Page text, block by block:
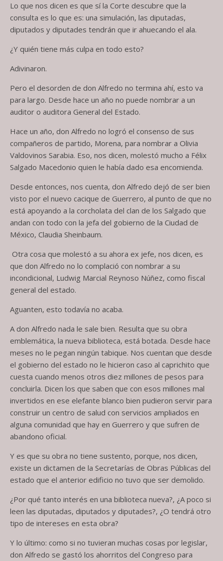
Lo que nos dicen es que sí la Corte descubre que la
consulta es lo que es: una simulación, las diputadas,
diputados y diputades tendrán que ir ahuecando el ala.
¿Y quién tiene más culpa en todo esto?
Adivinaron.
Pero el desorden de don Alfredo no termina ahí, esto va
para largo. Desde hace un año no puede nombrar a un
auditor o auditora General del Estado.
Hace un año, don Alfredo no logró el consenso de sus
compañeros de partido, Morena, para nombrar a Olivia
Valdovinos Sarabia. Eso, nos dicen, molestó mucho a Félix
Salgado Macedonio quien le había dado esa encomienda.
Desde entonces, nos cuenta, don Alfredo dejó de ser bien
visto por el nuevo cacique de Guerrero, al punto de que no
está apoyando a la corcholata del clan de los Salgado que
andan con todo con la jefa del gobierno de la Ciudad de
México, Claudia Sheinbaum.
Otra cosa que molestó a su ahora ex jefe, nos dicen, es
que don Alfredo no lo complació con nombrar a su
incondicional, Ludwig Marcial Reynoso Núñez, como fiscal
general del estado.
Aguanten, esto todavía no acaba.
A don Alfredo nada le sale bien. Resulta que su obra
emblemática, la nueva biblioteca, está botada. Desde hace
meses no le pegan ningún tabique. Nos cuentan que desde
el gobierno del estado no le hicieron caso al caprichito que
cuesta cuando menos otros diez millones de pesos para
concluirla. Dicen los que saben que con esos millones mal
invertidos en ese elefante blanco bien pudieron servir para
construir un centro de salud con servicios ampliados en
alguna comunidad que hay en Guerrero y que sufren de
abandono oficial.
Y es que su obra no tiene sustento, porque, nos dicen,
existe un dictamen de la Secretarías de Obras Públicas del
estado que el anterior edificio no tuvo que ser demolido.
¿Por qué tanto interés en una biblioteca nueva?, ¿A poco si
leen las diputadas, diputados y diputades?, ¿O tendrá otro
tipo de intereses en esta obra?
Y lo último: como si no tuvieran muchas cosas por legislar,
don Alfredo se gastó los ahorritos del Congreso para